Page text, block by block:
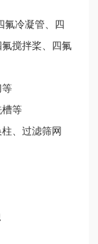
氟冷凝管、四
搅拌桨、四氟
等
槽等
、过滤筛网